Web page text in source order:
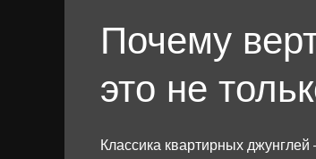
Почему
это не
Классика квартирных